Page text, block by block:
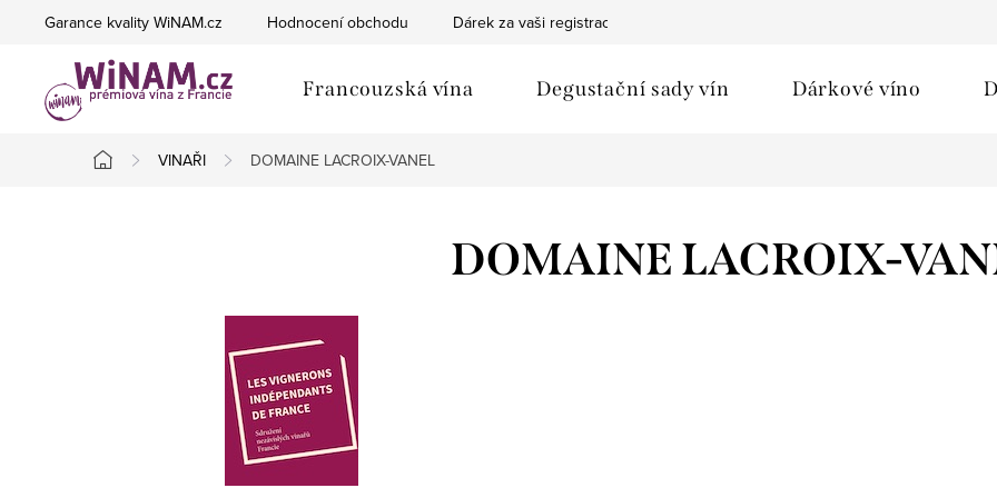
Garance kvality WiNAM.cz Hodnocení obchodu Dárek za vaši registraci
Francouzská vína Degustační sady vín Dárkové víno
Domů
VINAŘI DOMAINE LACROIX-VANEL
DOMAINE LACROIX-